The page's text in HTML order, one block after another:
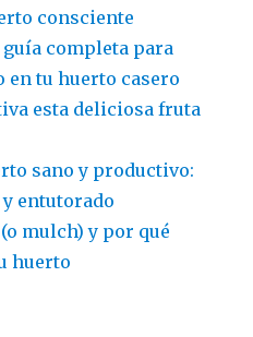
consciente
completa para
tu huerto casero
esta deliciosa fruta
sano y productivo:
entutorado
mulch) y por qué
huerto